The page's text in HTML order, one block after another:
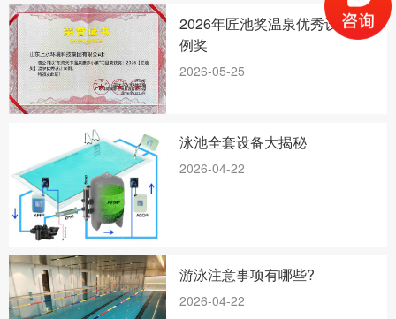
2026年匠池奖温泉优秀设计案
例奖
2026-05-25
泳池全套设备大揭秘
2026-04-22
游泳注意事项有哪些?
2026-04-22